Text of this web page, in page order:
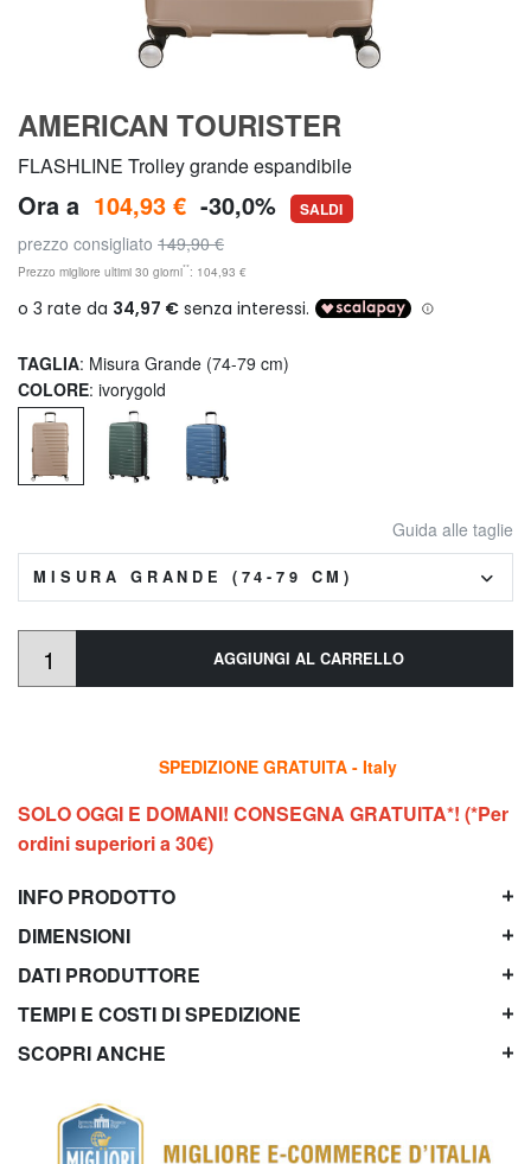
AMERICAN TOURISTER
FLASHLINE Trolley grande espandibile
Ora a 104,93 € -30,0% SALDI
prezzo consigliato 149,90 €
Prezzo migliore ultimi 30 giorni**: 104,93 €
TAGLIA: Misura Grande (74-79 cm)
COLORE: ivorygold
Guida alle taglie
MISURA GRANDE (74-79 CM)
AGGIUNGI AL CARRELLO
SPEDIZIONE GRATUITA - Italy
SOLO OGGI E DOMANI! CONSEGNA GRATUITA*! (*Per
ordini superiori a 30€)
INFO PRODOTTO
DIMENSIONI
DATI PRODUTTORE
TEMPI E COSTI DI SPEDIZIONE
SCOPRI ANCHE